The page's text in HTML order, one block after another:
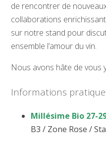
de rencontrer de
collaborations
sur notre stand pour
ensemble l’amour du vin.
Nous avons hâte de vous
Informations
Millésime Bio 27-
B3 / Zone Rose /